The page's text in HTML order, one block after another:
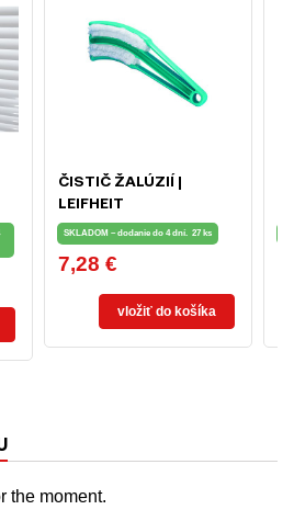
ČISTIČ ŽALÚZIÍ |
LEIFHEIT
SKLADOM – dodanie do 4 dní. 27 ks
Cena
7,28 €
vložiť do košíka
the moment.